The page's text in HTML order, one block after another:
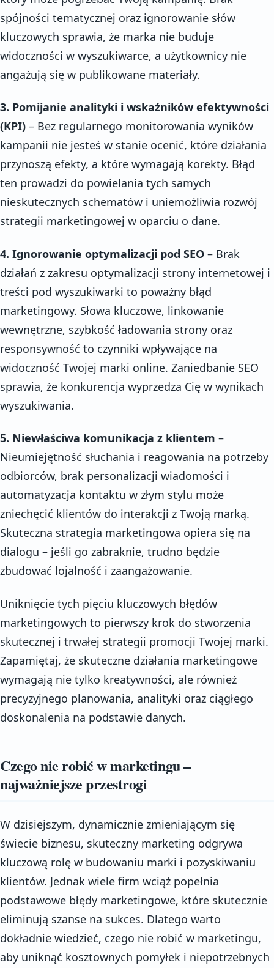
spójności tematycznej oraz ignorowanie słów
kluczowych sprawia, że marka nie buduje
widoczności w wyszukiwarce, a użytkownicy nie
angażują się w publikowane materiały.
3. Pomijanie analityki i wskaźników efektywności
(KPI) – Bez regularnego monitorowania wyników
kampanii nie jesteś w stanie ocenić, które działania
przynoszą efekty, a które wymagają korekty. Błąd
ten prowadzi do powielania tych samych
nieskutecznych schematów i uniemożliwia rozwój
strategii marketingowej w oparciu o dane.
4. Ignorowanie optymalizacji pod SEO – Brak
działań z zakresu optymalizacji strony internetowej i
treści pod wyszukiwarki to poważny błąd
marketingowy. Słowa kluczowe, linkowanie
wewnętrzne, szybkość ładowania strony oraz
responsywność to czynniki wpływające na
widoczność Twojej marki online. Zaniedbanie SEO
sprawia, że konkurencja wyprzedza Cię w wynikach
wyszukiwania.
5. Niewłaściwa komunikacja z klientem –
Nieumiejętność słuchania i reagowania na potrzeby
odbiorców, brak personalizacji wiadomości i
automatyzacja kontaktu w złym stylu może
zniechęcić klientów do interakcji z Twoją marką.
Skuteczna strategia marketingowa opiera się na
dialogu – jeśli go zabraknie, trudno będzie
zbudować lojalność i zaangażowanie.
Uniknięcie tych pięciu kluczowych błędów
marketingowych to pierwszy krok do stworzenia
skutecznej i trwałej strategii promocji Twojej marki.
Zapamiętaj, że skuteczne działania marketingowe
wymagają nie tylko kreatywności, ale również
precyzyjnego planowania, analityki oraz ciągłego
doskonalenia na podstawie danych.
Czego nie robić w marketingu –
najważniejsze przestrogi
W dzisiejszym, dynamicznie zmieniającym się
świecie biznesu, skuteczny marketing odgrywa
kluczową rolę w budowaniu marki i pozyskiwaniu
klientów. Jednak wiele firm wciąż popełnia
podstawowe błędy marketingowe, które skutecznie
eliminują szanse na sukces. Dlatego warto
dokładnie wiedzieć, czego nie robić w marketingu,
aby uniknąć kosztownych pomyłek i niepotrzebnych